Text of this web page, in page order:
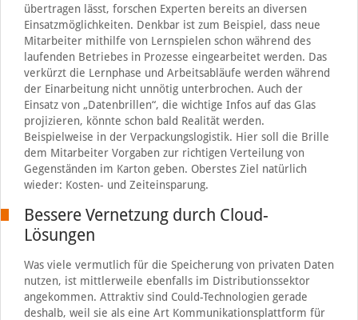
übertragen lässt, forschen Experten bereits an diversen
Einsatzmöglichkeiten. Denkbar ist zum Beispiel, dass neue
Mitarbeiter mithilfe von Lernspielen schon während des
laufenden Betriebes in Prozesse eingearbeitet werden. Das
verkürzt die Lernphase und Arbeitsabläufe werden während
der Einarbeitung nicht unnötig unterbrochen. Auch der
Einsatz von „Datenbrillen“, die wichtige Infos auf das Glas
projizieren, könnte schon bald Realität werden.
Beispielweise in der Verpackungslogistik. Hier soll die Brille
dem Mitarbeiter Vorgaben zur richtigen Verteilung von
Gegenständen im Karton geben. Oberstes Ziel natürlich
wieder: Kosten- und Zeiteinsparung.
Bessere Vernetzung durch Cloud-
Lösungen
Was viele vermutlich für die Speicherung von privaten Daten
nutzen, ist mittlerweile ebenfalls im Distributionssektor
angekommen. Attraktiv sind Could-Technologien gerade
deshalb, weil sie als eine Art Kommunikationsplattform für